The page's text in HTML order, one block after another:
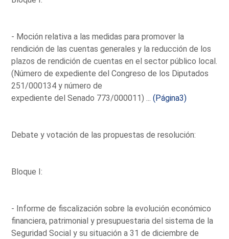
- Moción relativa a las medidas para promover la
rendición de las cuentas generales y la reducción de los
plazos de rendición de cuentas en el sector público local.
(Número de expediente del Congreso de los Diputados
251/000134 y número de
expediente del Senado 773/000011) ...(Página3)
Debate y votación de las propuestas de resolución:
Bloque I:
- Informe de fiscalización sobre la evolución económico
financiera, patrimonial y presupuestaria del sistema de la
Seguridad Social y su situación a 31 de diciembre de